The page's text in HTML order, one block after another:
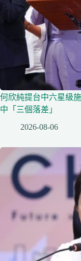
何欣純提台中六星級
中「三個落差」
2026-08-06